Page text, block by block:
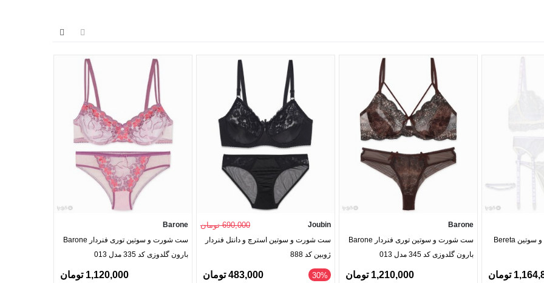
ست بند جوراب و شورت و سوتین Bereta
تومان
Barone
ست شورت و سوتین توری فنردار Barone
بارون گلدوزی کد 345 مدل 013
1,210,000 تومان
Joubin 690,000 تومان
ست شورت و سوتین استرچ و دانتل فنردار
ژوبین کد 888
‎30% 483,000 تومان
Barone
ست شورت و سوتین توری فنردار Barone
بارون گلدوزی کد 335 مدل 013
1,120,000 تومان